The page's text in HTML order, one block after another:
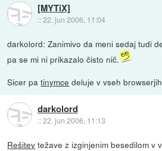
[MYTiX]
::22. jun 2006, 11:04
darkolord: Zanimivo da meni sedaj tudi
pa se mi ni prikazalo čisto nič.
Sicer patinymce deluje v vseh
darkolord
::22. jun 2006, 11:13
Rešitev težave z izginjenim besedilom v